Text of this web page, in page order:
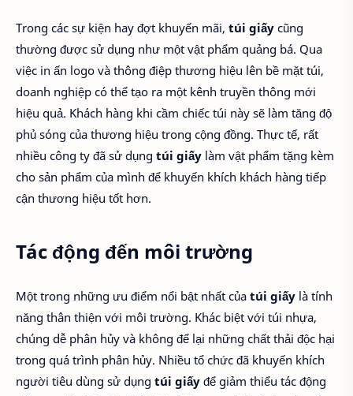
Trong các sự kiện hay đợt khuyến mãi, túi giấy cũng
thường được sử dụng như một vật phẩm quảng bá. Qua
việc in ấn logo và thông điệp thương hiệu lên bề mặt túi,
doanh nghiệp có thể tạo ra một kênh truyền thông mới
hiệu quả. Khách hàng khi cầm chiếc túi này sẽ làm tăng độ
phủ sóng của thương hiệu trong cộng đồng. Thực tế, rất
nhiều công ty đã sử dụng túi giấy làm vật phẩm tặng kèm
cho sản phẩm của mình để khuyến khích khách hàng tiếp
cận thương hiệu tốt hơn.
Tác động đến môi trường
Một trong những ưu điểm nổi bật nhất của túi giấy là tính
năng thân thiện với môi trường. Khác biệt với túi nhựa,
chúng dễ phân hủy và không để lại những chất thải độc hại
trong quá trình phân hủy. Nhiều tổ chức đã khuyến khích
người tiêu dùng sử dụng túi giấy để giảm thiểu tác động